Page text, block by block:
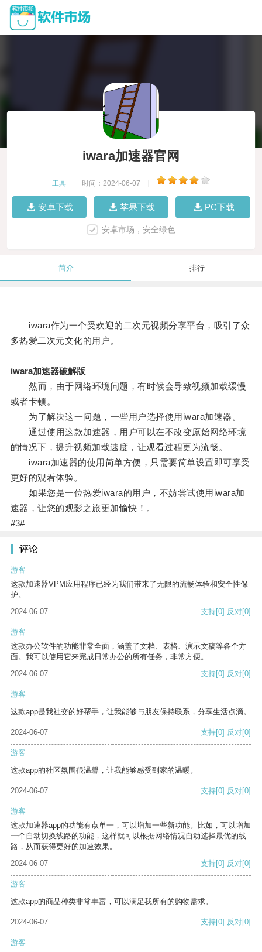
iwara加速器官网
工具 时间：2024-06-07
安卓下载 苹果下载 PC下载
安卓市场，安全绿色
简介 排行
iwara作为一个受欢迎的二次元视频分享平台，吸引了众
多热爱二次元文化的用户。
iwara加速器破解版
然而，由于网络环境问题，有时候会导致视频加载缓慢
或者卡顿。
为了解决这一问题，一些用户选择使用iwara加速器。
通过使用这款加速器，用户可以在不改变原始网络环境
的情况下，提升视频加载速度，让观看过程更为流畅。
iwara加速器的使用简单方便，只需要简单设置即可享受
更好的观看体验。
如果您是一位热爱iwara的用户，不妨尝试使用iwara加
速器，让您的观影之旅更加愉快！。
#3#
评论
游客
这款加速器VPM应用程序已经为我们带来了无限的流畅体验和安全性保
护。
2024-06-07
支持[0] 反对[0]
游客
这款办公软件的功能非常全面，涵盖了文档、表格、演示文稿等各个方
面。我可以使用它来完成日常办公的所有任务，非常方便。
2024-06-07
支持[0] 反对[0]
游客
这款app是我社交的好帮手，让我能够与朋友保持联系，分享生活点滴。
2024-06-07 支持[0] 反对[0]
游客
这款app的社区氛围很温馨，让我能够感受到家的温暖。
2024-06-07 支持[0] 反对[0]
游客
这款加速器app的功能有点单一，可以增加一些新功能。比如，可以增加
一个自动切换线路的功能，这样就可以根据网络情况自动选择最优的线
路，从而获得更好的加速效果。
2024-06-07
支持[0] 反对[0]
游客
这款app的商品种类非常丰富，可以满足我所有的购物需求。
2024-06-07 支持[0] 反对[0]
游客